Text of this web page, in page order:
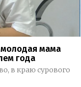
мама
года